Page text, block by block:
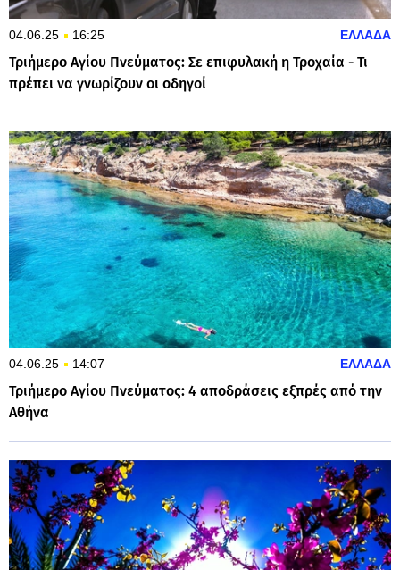
04.06.25 16:25 ΕΛΛΑΔΑ
Τριήμερο Αγίου Πνεύματος: Σε επιφυλακή η Τροχαία - Τι
πρέπει να γνωρίζουν οι οδηγοί
04.06.25 14:07 ΕΛΛΑΔΑ
Τριήμερο Αγίου Πνεύματος: 4 αποδράσεις εξπρές από την
Αθήνα